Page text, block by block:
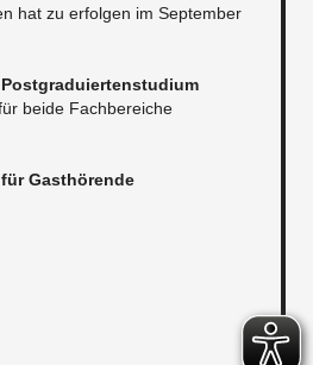
hat zu erfolgen im September
beide Fachbereiche
Gasthörende